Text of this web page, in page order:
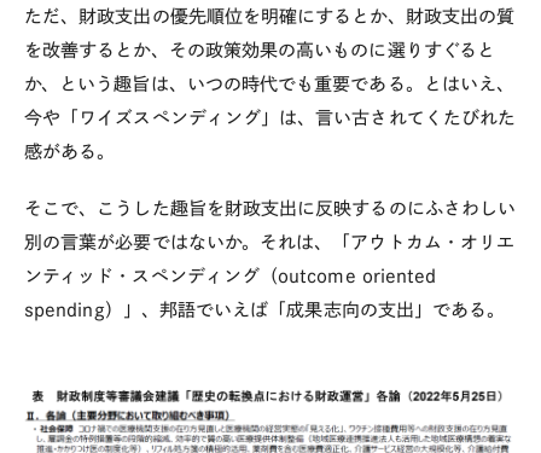
ただ、財政支出の優先順位を明確にするとか、財政支出の質
を改善するとか、その政策効果の高いものに選りすぐると
か、という趣旨は、いつの時代でも重要である。とはいえ、
今や「ワイズスペンディング」は、言い古されてくたびれた
感がある。
そこで、こうした趣旨を財政支出に反映するのにふさわしい
別の言葉が必要ではないか。それは、「アウトカム・オリエ
ンティッド・スペンディング（ outcome oriented
spending）」、邦語でいえば「成果志向の支出」である。